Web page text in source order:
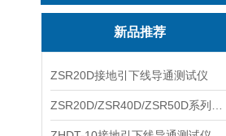
新品推荐
ZSR20D接地引下线导通测试仪